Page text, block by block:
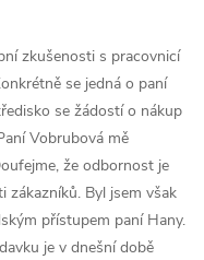
zkušenosti s pracovnicí
se jedná o paní
se žádostí o nákup
Vobrubová mě
že odbornost je
zákazníků. Byl jsem však
přístupem paní Hany.
je v dnešní době